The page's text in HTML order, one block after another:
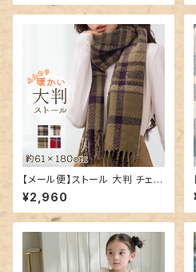
【メール便】ストール 大判 チェッ
ク マフラー レディース／stole
074
¥2,960